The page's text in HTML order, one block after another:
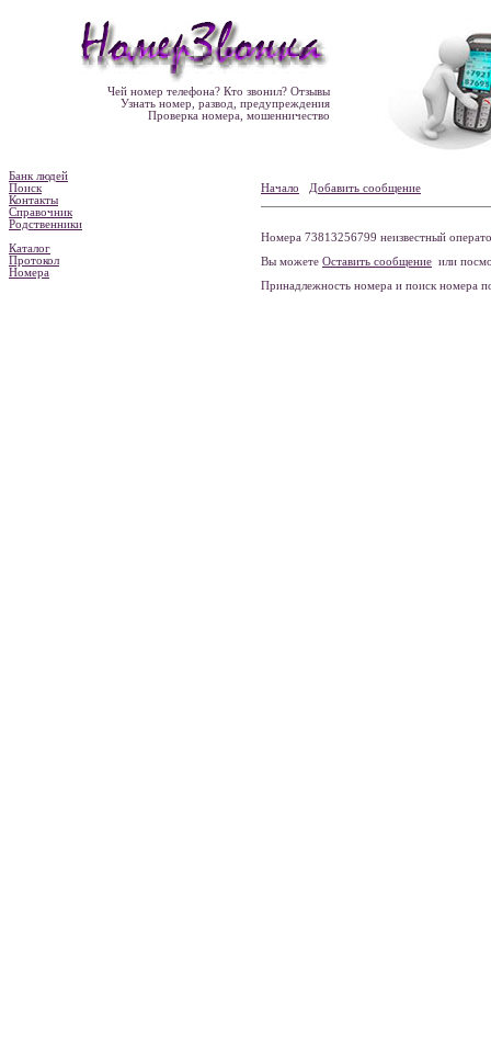
Чей номер телефона? Кто звонил? Отзывы
Узнать номер, развод, предупреждения
Проверка номера, мошенничество
Банк людей
Поиск
Контакты
Справочник
Родственники
Каталог
Протокол
Номера
Начало Добавить сообщение
Номера 73813256799 неизвестный
Вы можете Оставить сообщение или
Принадлежность номера и поиск номера